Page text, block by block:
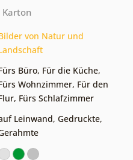
von Natur und
Büro, Für die Küche,
Wohnzimmer, Für den
, Fürs Schlafzimmer
Leinwand, Gedruckte,